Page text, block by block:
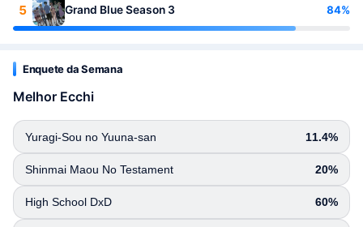
5 Grand Blue Season 3 84%
Enquete da Semana
Melhor Ecchi
Yuragi-Sou no Yuuna-san 11.4%
Shinmai Maou No Testament 20%
High School DxD 60%